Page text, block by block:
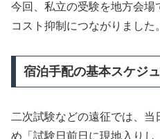
今回、私立の受験を地方会
コスト抑制につながりました。
宿泊手配の基本スケジ
二次試験などの遠征では、
め「試験日前日に現地入りし